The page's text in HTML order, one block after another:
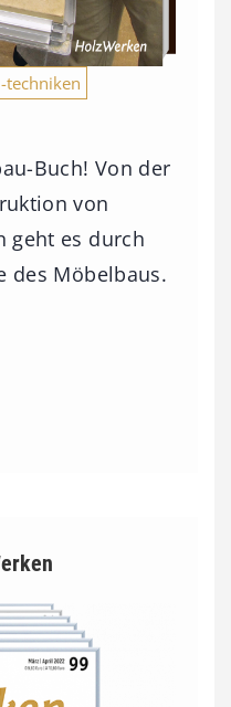
techniken
Buch! Von der
von
geht es durch
des Möbelbaus.